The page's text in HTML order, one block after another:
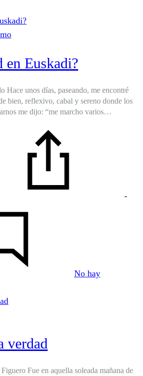
en Euskadi?
Hace unos días, paseando, me encontré
bien, reflexivo, cabal y sereno donde los
me dijo: “me marcho varios…
-
No hay
verdad
Fue en aquella soleada mañana de